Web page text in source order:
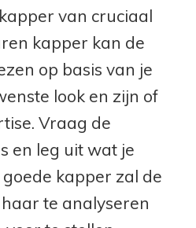
van cruciaal
kapper kan de
op basis van je
look en zijn of
Vraag de
en leg uit wat je
kapper zal de
te analyseren